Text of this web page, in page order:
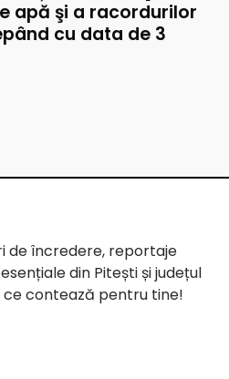
apă şi a racordurilor
cu data de 3
de încredere, reportaje
din Pitești și județul
contează pentru tine!